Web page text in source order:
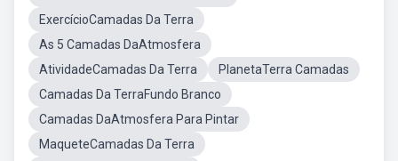
ExercícioCamadas Da Terra
As 5 Camadas DaAtmosfera
AtividadeCamadas Da Terra
PlanetaTerra Camadas
Camadas Da TerraFundo Branco
Camadas DaAtmosfera Para Pintar
MaqueteCamadas Da Terra